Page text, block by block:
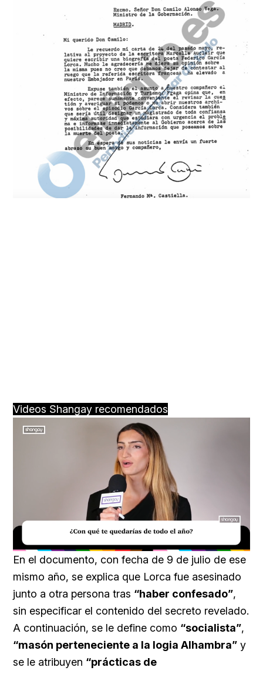
Videos Shangay recomendados
Unmute Loaded:
39.56%
En el documento, con fecha de 9 de julio de ese
mismo año, se explica que Lorca fue asesinado
junto a otra persona tras “haber confesado”,
sin especificar el contenido del secreto revelado.
A continuación, se le define como “socialista”,
“masón perteneciente a la logia Alhambra” y
se le atribuyen “prácticas de